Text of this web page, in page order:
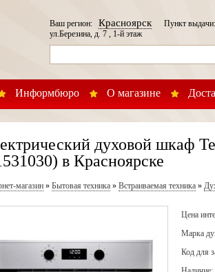
Информбюро О магазине
Ваш регион:КрасноярскПункт выдачи:
ул.Березина, д. 7 , 1-й этаж
духовой шкаф
в Красноярске
магазин »Бытовая техника »Встраиваемая техника »
Цена
Марка
Код для